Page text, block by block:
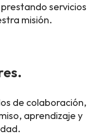
servicios
misión.
de colaboración,
aprendizaje y